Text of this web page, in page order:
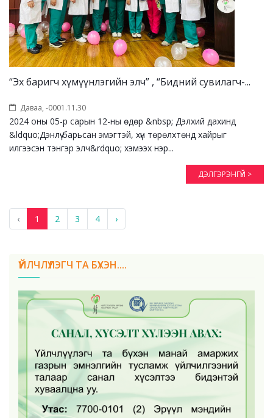
“Эх баригч хүмүүнлэгийн элч” , “Бидний сувилагч-...
Даваа, -0001.11.30
2024 оны 05-р сарын 12-ны өдөр &nbsp; Дэлхий дахинд
&ldquo;Дэнлүү барьсан эмэгтэй, хүн төрөлхтөнд хайрыг
илгээсэн тэнгэр элч&rdquo; хэмээх нэр...
ДЭЛГЭРЭНГҮЙ >
‹ 1 2 3 4 ›
ҮЙЛЧЛҮҮЛЭГЧ ТА БҮХЭН....